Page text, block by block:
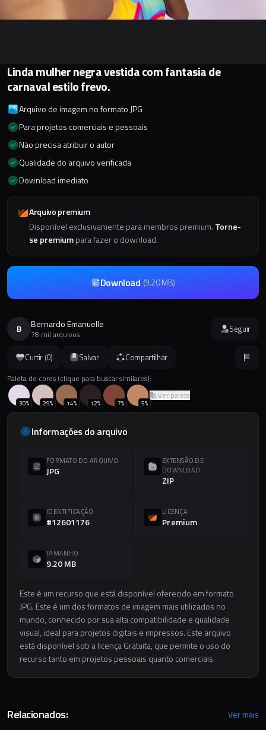
Curtir (0) Salvar Compartilhar
Paleta de cores (clique para buscar similares):
30% 29% 14% 12% 7% 5%
Ver paleta
Informações do arquivo
FORMATO DO ARQUIVO
JPG
EXTENSÃO DE
DOWNLOAD
ZIP
IDENTIFICAÇÃO
#12601176
LICENÇA
Premium
TAMANHO
9.20 MB
Este é um recurso que está disponível oferecido em formato
JPG. Este é um dos formatos de imagem mais utilizados no
mundo, conhecido por sua alta compatibilidade e qualidade
visual, ideal para projetos digitais e impressos. Este arquivo
está disponível sob a licença Gratuita, que permite o uso do
recurso tanto em projetos pessoais quanto comerciais.
Linda mulher negra vestida com fantasia de
carnaval estilo frevo.
Arquivo de imagem no formato JPG
Para projetos comerciais e pessoais
Não precisa atribuir o autor
Qualidade do arquivo verificada
Download imediato
Arquivo premium
Disponível exclusivamente para membros premium. Torne-
se premiumpara fazer o download.
Download (9.20 MB)
B Bernardo Emanuelle
78 mil arquivos Seguir
Relacionados: Ver mais